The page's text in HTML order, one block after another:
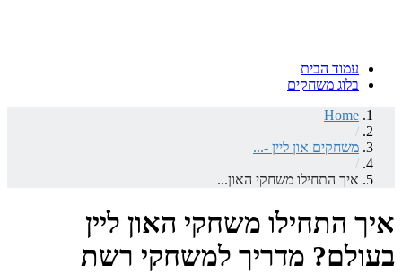
עמוד הבית
בלוג משחקים
Home
/
משחקים און ליין -...
/
איך התחילו משחקי האון...
איך התחילו משחקי האון ליין
בעולם? מדריך למשחקי רשת